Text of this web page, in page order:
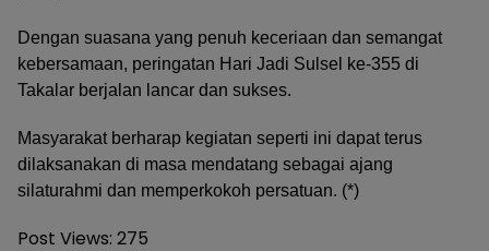
Dengan suasana yang penuh keceriaan dan semangat
kebersamaan, peringatan Hari Jadi Sulsel ke-355 di
Takalar berjalan lancar dan sukses.
Masyarakat berharap kegiatan seperti ini dapat terus
dilaksanakan di masa mendatang sebagai ajang
silaturahmi dan memperkokoh persatuan. (*)
Post Views: 275